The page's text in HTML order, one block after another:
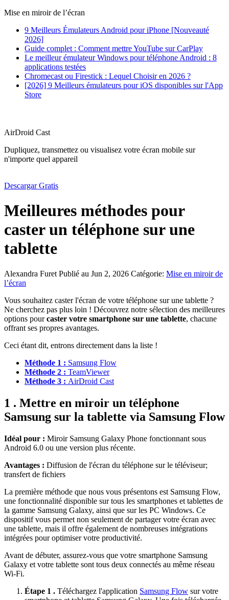
Mise en miroir de l’écran
9 Meilleurs Émulateurs Android pour iPhone [Nouveauté
2026]
Guide complet : Comment mettre YouTube sur CarPlay
Le meilleur émulateur Windows pour téléphone Android : 8
applications testées
Chromecast ou Firestick : Lequel Choisir en 2026 ?
[2026] 9 Meilleurs émulateurs pour iOS disponibles sur l'App
Store
AirDroid Cast
Dupliquez, transmettez ou visualisez votre écran mobile sur
n'importe quel appareil
Descargar Gratis
Meilleures méthodes pour
caster un téléphone sur une
tablette
Alexandra Furet Publié au Jun 2, 2026 Catégorie: Mise en miroir de
l’écran
Vous souhaitez caster l'écran de votre téléphone sur une tablette ?
Ne cherchez pas plus loin ! Découvrez notre sélection des meilleures
options pourcaster votre smartphone sur une tablette, chacune
offrant ses propres avantages.
Ceci étant dit, entrons directement dans la liste !
Méthode 1 : Samsung Flow
Méthode 2 : TeamViewer
Méthode 3 : AirDroid Cast
1 . Mettre en miroir un téléphone
Samsung sur la tablette via Samsung Flow
Idéal pour : Miroir Samsung Galaxy Phone fonctionnant sous
Android 6.0 ou une version plus récente.
Avantages : Diffusion de l'écran du téléphone sur le téléviseur;
transfert de fichiers
La première méthode que nous vous présentons est Samsung Flow,
une fonctionnalité disponible sur tous les smartphones et tablettes de
la gamme Samsung Galaxy, ainsi que sur les PC Windows. Ce
dispositif vous permet non seulement de partager votre écran avec
une tablette, mais il offre également de nombreuses intégrations
intégrées pour optimiser votre productivité.
Avant de débuter, assurez-vous que votre smartphone Samsung
Galaxy et votre tablette sont tous deux connectés au même réseau
Wi-Fi.
Étape 1 . Téléchargez l'application Samsung Flow sur votre